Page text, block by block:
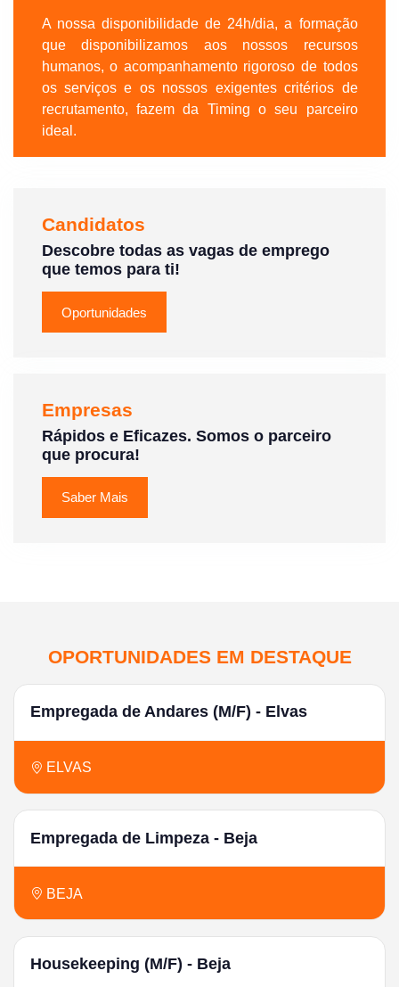
A nossa disponibilidade de 24h/dia, a formação
que disponibilizamos aos nossos recursos
humanos, o acompanhamento rigoroso de todos
os serviços e os nossos exigentes critérios de
recrutamento, fazem da Timing o seu parceiro
ideal.
Candidatos
Descobre todas as vagas de emprego
que temos para ti!
Oportunidades
Empresas
Rápidos e Eficazes. Somos o parceiro
que procura!
Saber Mais
OPORTUNIDADES EM DESTAQUE
Empregada de Andares (M/F) - Elvas
ELVAS
Empregada de Limpeza - Beja
BEJA
Housekeeping (M/F) - Beja